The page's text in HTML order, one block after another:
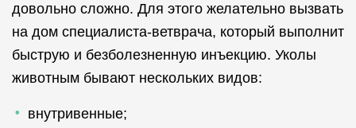
довольно сложно. Для этого желательно вызвать
на дом специалиста-ветврача, который выполнит
быструю и безболезненную инъекцию. Уколы
животным бывают нескольких видов:
внутривенные;